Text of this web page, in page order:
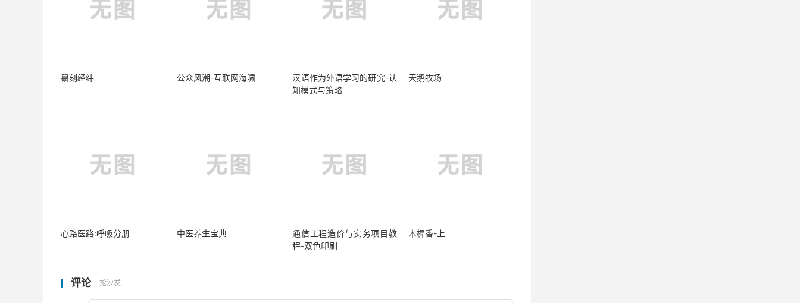
纂刻经纬 公众风潮-互联网海啸
汉语作为外语学习的研究-认
知模式与策略
天鹅牧场
心路医路:呼吸分册 中医养生宝典
通信工程造价与实务项目教
程-双色印刷
木樨香-上
评论 抢沙发